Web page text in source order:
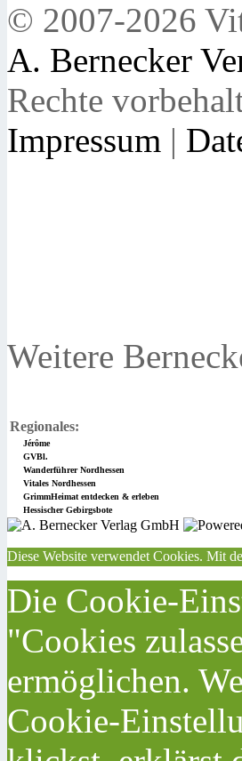
© 2007-2026
A. Bernecker
Rechte
Impressum |
Weitere
Regionales:
Jérôme
GVBl.
Wanderführer Nordhessen
Vitales Nordhessen
GrimmHeimat entdecken & erleben
Hessischer Gebirgsbote
Diese Website verwendet Cookies. Mit
Die Cookie-
"Cookies
ermöglichen.
Cookie-